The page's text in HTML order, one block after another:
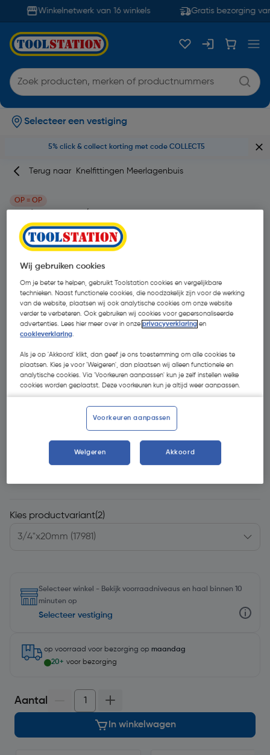
Winkelnetwerk van 16 winkels Gratis bezorging
Selecteer een vestiging
5% click & collect korting met code COLLECT5
Terug naar Knelfittingen Meerlagenbuis
OP = OP
Productcode: 17981 | 2 Stuks
Kies productvariant(2)
Selecteer winkel - Bekijk voorraadniveaus en haal binnen 10
minuten op
Selecteer vestiging
op voorraad voor bezorging op maandag
20+ voor bezorging
Aantal
In winkelwagen
Wij gebruiken cookies
Om je beter te helpen, gebruikt Toolstation cookies en vergelijkbare
technieken. Naast functionele cookies, die noodzakelijk zijn voor de werking
van de website, plaatsen wij ook analytische cookies om onze website
verder te verbeteren. Ook gebruiken wij cookies voor gepersonaliseerde
advertenties. Lees hier meer over in onzeprivacyverklaring en
cookieverklaring
Als je op 'Akkoord' klikt, dan geef je ons toestemming om alle cookies te
plaatsen. Kies je voor 'Weigeren', dan plaatsen wij alleen functionele en
analytische cookies. Via 'Voorkeuren aanpassen' kun je zelf instellen welke
cookies worden geplaatst. Deze voorkeuren kun je altijd weer aanpassen.
Voorkeuren aanpassen
Weigeren Akkoord